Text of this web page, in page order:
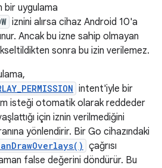
bir uygulama
iznini alırsa cihaz Android 10'a
Ancak bu izne sahip olmayan
sonra bu izin verilemez.
intent'iyle bir
isteği otomatik olarak reddeder
için iznin verilmediğini
yönlendirir. Bir Go cihazındaki
çağrısı
false değerini döndürür. Bu